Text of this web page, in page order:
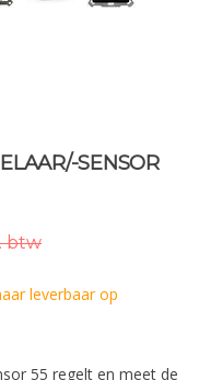
SENSOR
btw
leverbaar op
55 regelt en meet de